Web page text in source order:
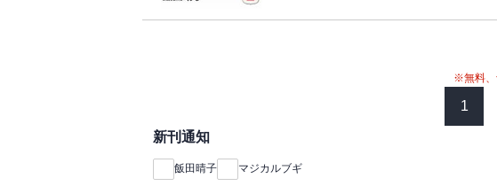
※無料、
1
新刊通知
飯田晴子 マジカルブギ